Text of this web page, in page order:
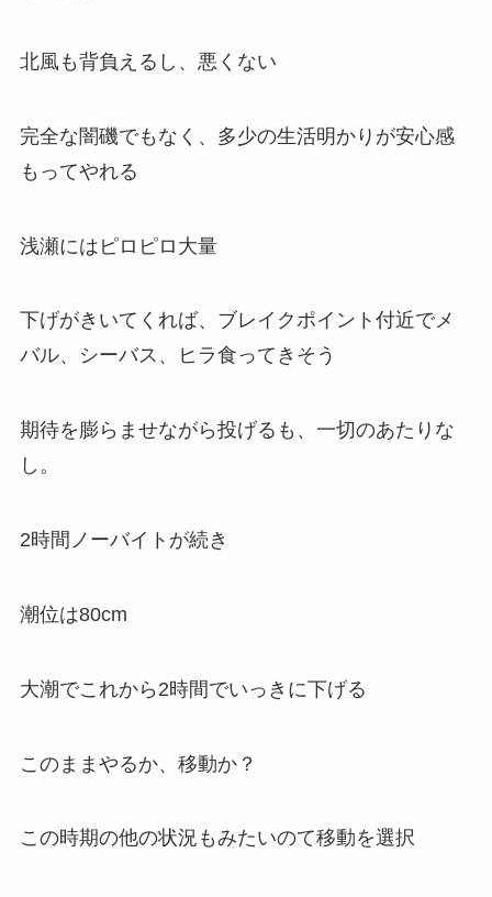
北風も背負えるし、悪くない
完全な闇磯でもなく、多少の生活明かりが安心感
もってやれる
浅瀬にはピロピロ大量
下げがきいてくれば、ブレイクポイント付近でメ
バル、シーバス、ヒラ食ってきそう
期待を膨らませながら投げるも、一切のあたりな
し。
2時間ノーバイトが続き
潮位は80cm
大潮でこれから2時間でいっきに下げる
このままやるか、移動か？
この時期の他の状況もみたいのて移動を選択